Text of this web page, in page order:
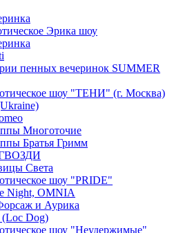
Эрика шоу
пенных вечеринок SUMMER
шоу "ТЕНИ" (г. Москва)
Многоточие
Братья Гримм
Света
шоу "PRIDE"
Night, OMNIA
и Аурика
(Loc Dog)
шоу "Неудержимые"